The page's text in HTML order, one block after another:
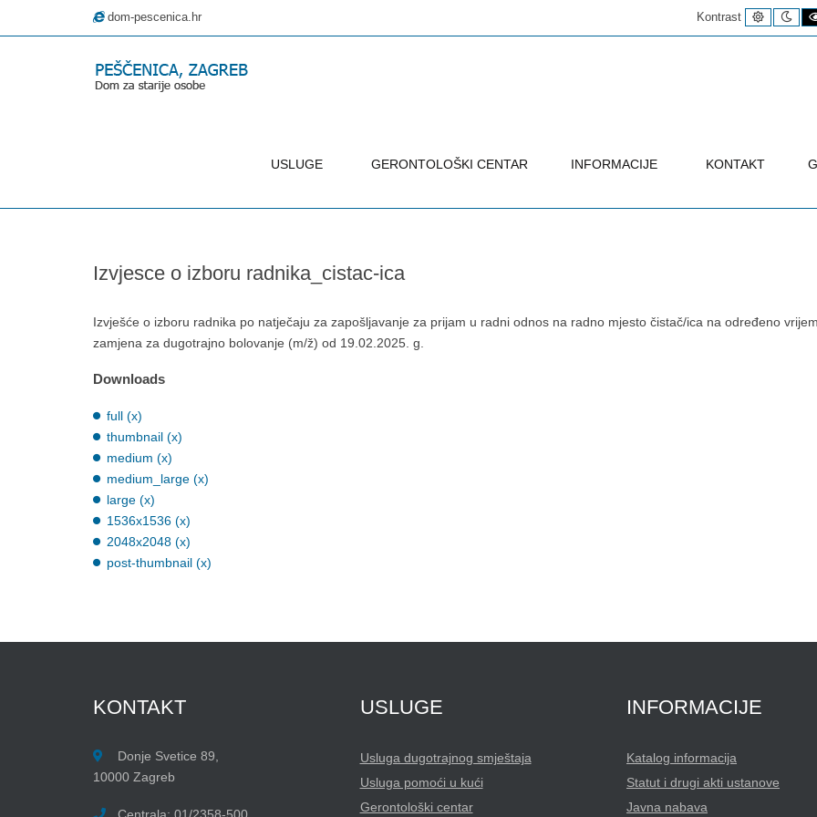
dom-pescenica.hr Kontrast
kontrast
USLUGE GERONTOLOŠKI CENTAR INFORMACIJE KONTAKT
Izvjesce o izboru radnika_cistac-ica
Izvješće o izboru radnika po natječaju za zapošljavanje za prijam u radni odnos na radno mjesto čistač/ica na određeno
zamjena za dugotrajno bolovanje (m/ž) od 19.02.2025. g.
Downloads
full (x)
thumbnail (x)
medium (x)
medium_large (x)
large (x)
1536x1536 (x)
2048x2048 (x)
post-thumbnail (x)
KONTAKT
Donje Svetice 89,
10000 Zagreb
USLUGE
Usluga dugotrajnog smještaja
Usluga pomoći u kući
Gerontološki centar
INFORMACIJE
Katalog informacija
Statut i drugi akti ustanove
Javna nabava